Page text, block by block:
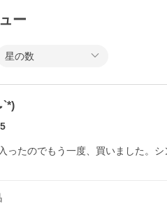
ー
星の数
5
ったのでもう一度、買いました。